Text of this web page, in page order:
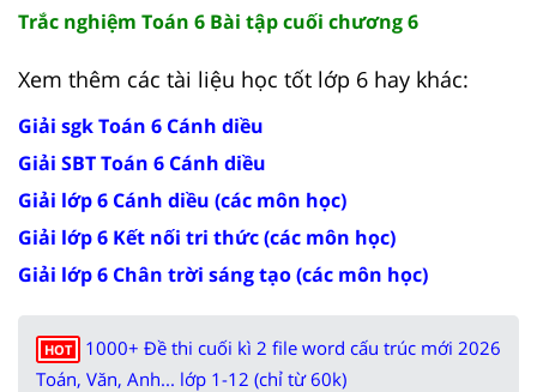
Trắc nghiệm Toán 6 Bài tập cuối chương 6
Xem thêm các tài liệu học tốt lớp 6 hay khác:
Giải sgk Toán 6 Cánh diều
Giải SBT Toán 6 Cánh diều
Giải lớp 6 Cánh diều (các môn học)
Giải lớp 6 Kết nối tri thức (các môn học)
Giải lớp 6 Chân trời sáng tạo (các môn học)
HOT
1000+ Đề thi cuối kì 2 file word cấu trúc mới 2026
Toán, Văn, Anh... lớp 1-12 (chỉ từ 60k)